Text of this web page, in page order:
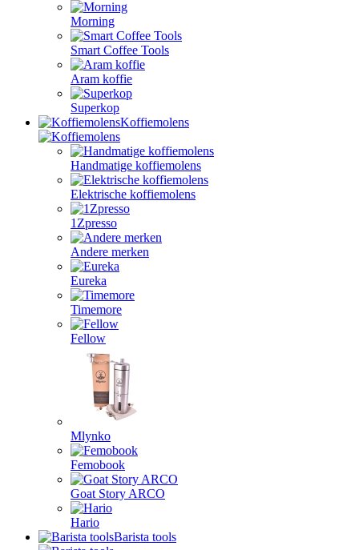
Morning
Smart Coffee Tools
Aram koffie
Superkop
Koffiemolens
Handmatige koffiemolens
Elektrische koffiemolens
1Zpresso
Andere merken
Eureka
Timemore
Fellow
Mlynko
Femobook
Goat Story ARCO
Hario
Barista tools